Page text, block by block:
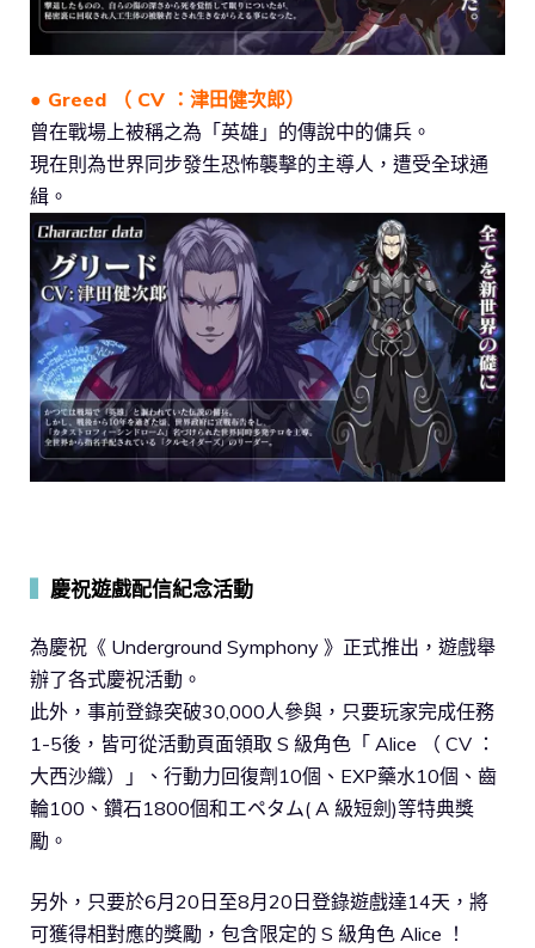
● Greed （ CV ：津田健次郎）
曾在戰場上被稱之為「英雄」的傳說中的傭兵。
現在則為世界同步發生恐怖襲擊的主導人，遭受全球通
緝。
慶祝遊戲配信紀念活動
為慶祝《 Underground Symphony 》正式推出，遊戲舉
辦了各式慶祝活動。
此外，事前登錄突破30,000人參與，只要玩家完成任務
1-5後，皆可從活動頁面領取 S 級角色「 Alice （ CV ：
大西沙織）」、行動力回復劑10個、EXP藥水10個、齒
輪100、鑽石1800個和エペタム( A 級短劍)等特典獎
勵。
另外，只要於6月20日至8月20日登錄遊戲達14天，將
可獲得相對應的獎勵，包含限定的 S 級角色 Alice ！